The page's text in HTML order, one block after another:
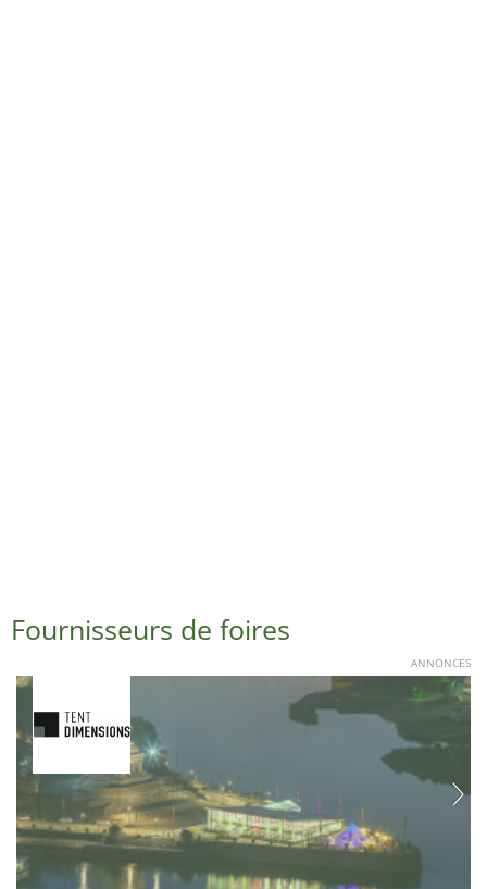
Fournisseurs de foires
ANNONCES